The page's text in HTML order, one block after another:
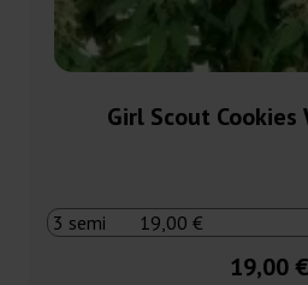
Girl Scout
19,00 €